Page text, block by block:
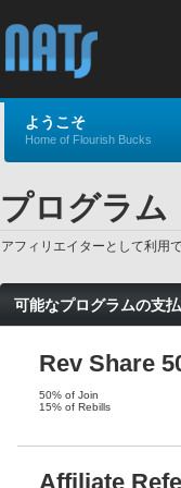
ようこそ
Home of Flourish Bucks
プログラム
アフィリエイターとして利用
可能なプログラムの支払
Rev Share
50% of Join
15% of Rebills
Affiliate